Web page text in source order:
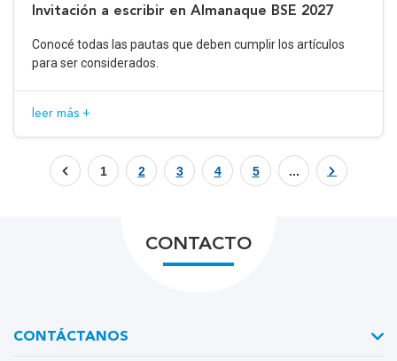
Invitación a escribir en Almanaque BSE 2027
Conocé todas las pautas que deben cumplir los artículos
para ser considerados.
leer más +
1 2 3 4 5 ...
CONTACTO
CONTÁCTANOS